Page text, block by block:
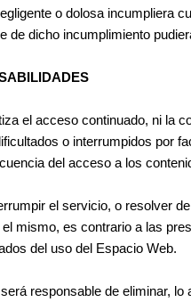
o dolosa incumpliera
de dicho incumplimiento
el acceso continuado, ni la
o interrumpidos por
del acceso a los
el servicio, o resolver
mismo, es contrario a las
del uso del Espacio Web.
responsable de eliminar,